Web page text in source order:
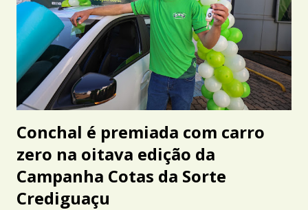
Conchal é premiada com carro
zero na oitava edição da
Campanha Cotas da Sorte
Crediguaçu